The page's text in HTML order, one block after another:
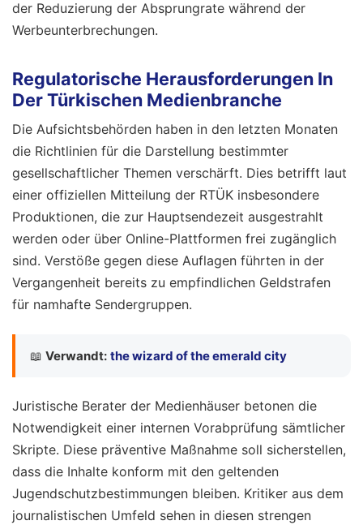
der Reduzierung der Absprungrate während der
Werbeunterbrechungen.
Regulatorische Herausforderungen In
Der Türkischen Medienbranche
Die Aufsichtsbehörden haben in den letzten Monaten
die Richtlinien für die Darstellung bestimmter
gesellschaftlicher Themen verschärft. Dies betrifft laut
einer offiziellen Mitteilung der RTÜK insbesondere
Produktionen, die zur Hauptsendezeit ausgestrahlt
werden oder über Online-Plattformen frei zugänglich
sind. Verstöße gegen diese Auflagen führten in der
Vergangenheit bereits zu empfindlichen Geldstrafen
für namhafte Sendergruppen.
📖 Verwandt: the wizard of the emerald city
Juristische Berater der Medienhäuser betonen die
Notwendigkeit einer internen Vorabprüfung sämtlicher
Skripte. Diese präventive Maßnahme soll sicherstellen,
dass die Inhalte konform mit den geltenden
Jugendschutzbestimmungen bleiben. Kritiker aus dem
journalistischen Umfeld sehen in diesen strengen